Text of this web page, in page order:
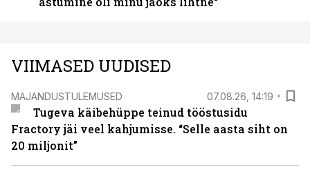
VIIMASED UUDISED
MAJANDUSTULEMUSED 07.08.26, 14:19
Tugeva käibehüppe teinud tööstusidu
Fractory jäi veel kahjumisse. “Selle aasta siht on
20 miljonit”